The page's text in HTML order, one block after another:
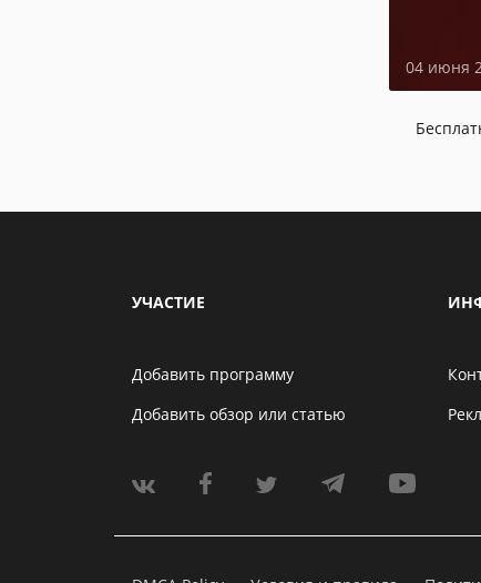
04 июня
УЧАСТИЕ
Добавить программу
Добавить обзор или статью